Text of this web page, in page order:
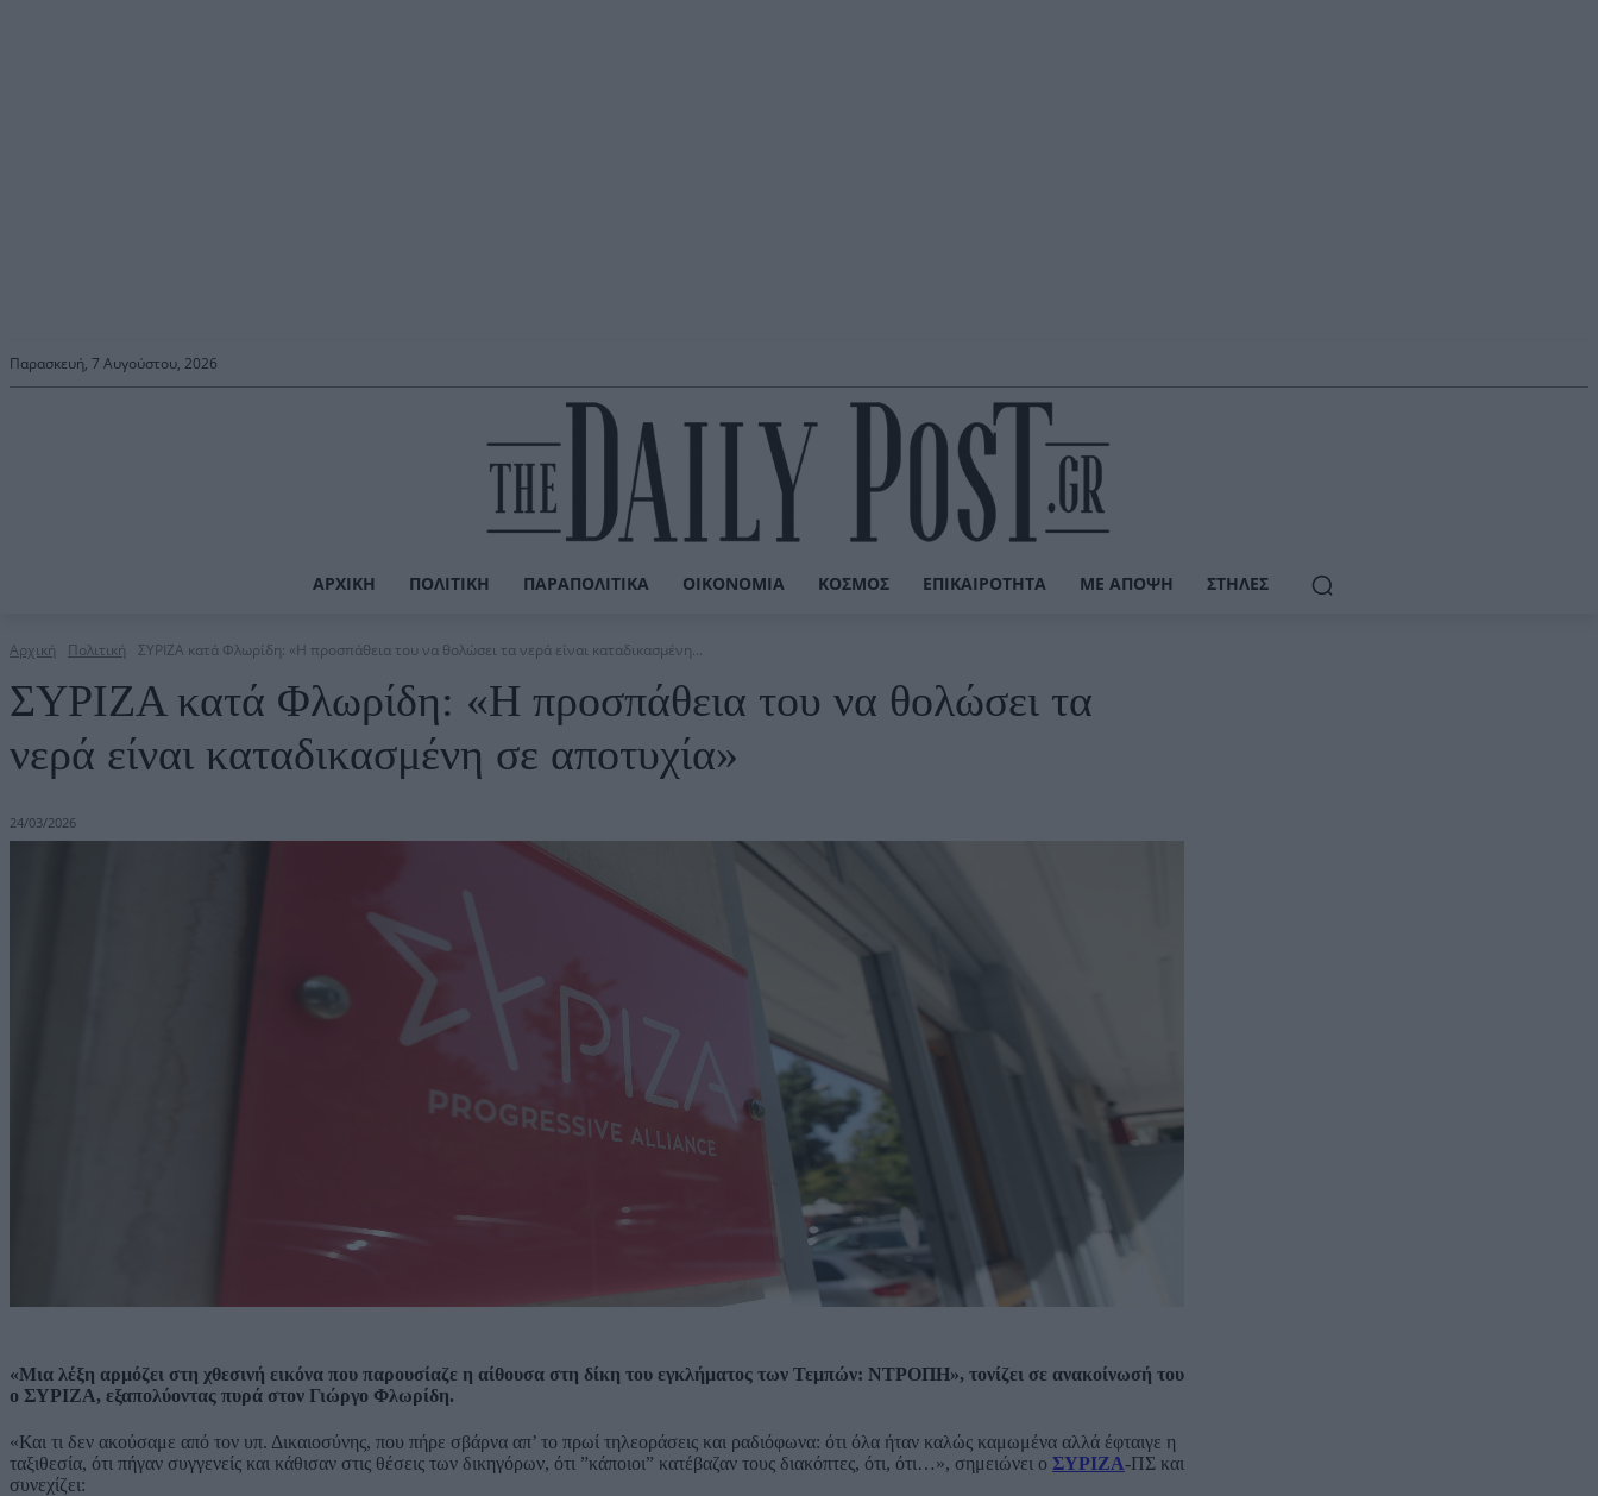
Παρασκευή, 7 Αυγούστου, 2026
ΑΡΧΙΚΉ ΠΟΛΙΤΙΚΉ ΠΑΡΑΠΟΛΙΤΙΚΆ ΟΙΚΟΝΟΜΊΑ ΚΌΣΜΟΣ ΕΠΙΚΑΙΡΌΤΗΤΑ ΜΕ ΆΠΟΨΗ ΣΤΉΛΕΣ
Αρχική Πολιτική ΣΥΡΙΖΑ κατά Φλωρίδη: «Η προσπάθεια του να θολώσει τα νερά είναι καταδικασμένη...
ΣΥΡΙΖΑ κατά Φλωρίδη: «Η προσπάθεια του να θολώσει τα
νερά είναι καταδικασμένη σε αποτυχία»
24/03/2026
«Μια λέξη αρμόζει στη χθεσινή εικόνα που παρουσίαζε η αίθουσα στη δίκη του εγκλήματος των Τεμπών: ΝΤΡΟΠΗ», τονίζει σε ανακοίνωσή του
ο ΣΥΡΙΖΑ, εξαπολύοντας πυρά στον Γιώργο Φλωρίδη.
«Και τι δεν ακούσαμε από τον υπ. Δικαιοσύνης, που πήρε σβάρνα απ’ το πρωί τηλεοράσεις και ραδιόφωνα: ότι όλα ήταν καλώς καμωμένα αλλά έφταιγε η
ταξιθεσία, ότι πήγαν συγγενείς και κάθισαν στις θέσεις των δικηγόρων, ότι ”κάποιοι” κατέβαζαν τους διακόπτες, ότι, ότι…», σημειώνει ο ΣΥΡΙΖΑ-ΠΣ και
συνεχίζει: